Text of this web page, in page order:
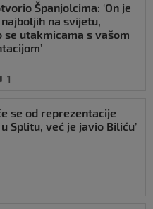
Španjolcima: ‘On je
na svijetu,
se utakmicama s vašom
1
se od reprezentacije
Splitu, već je javio Biliću’